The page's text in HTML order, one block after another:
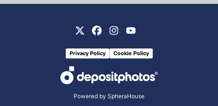
Privacy Policy Cookie Policy
Powered by SpheraHouse